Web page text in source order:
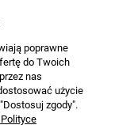
SSL
poprawne
do Twoich
nas
użycie
zgody".